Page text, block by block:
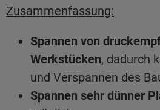
Zusammenfassung:
Spannen von
Werkstücken, dadurch
und Verspannen des
Spannen sehr dünner